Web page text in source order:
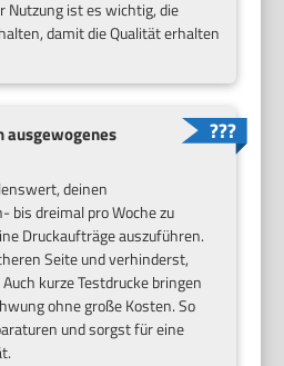
Nutzung ist es wichtig, die
damit die Qualität erhalten
ausgewogenes
deinen
bis dreimal pro Woche zu
Druckaufträge auszuführen.
Seite und verhinderst,
kurze Testdrucke bringen
ohne große Kosten. So
und sorgst für eine